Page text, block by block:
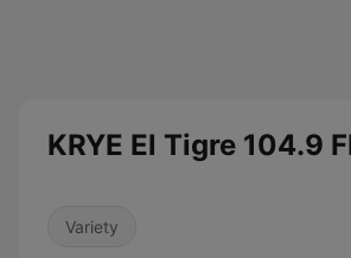
KRYE El Tigre 104.9
Variety